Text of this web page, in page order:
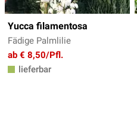
Yucca filamentosa
Fädige Palmlilie
ab € 8,50/Pfl.
lieferbar